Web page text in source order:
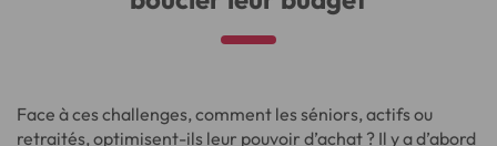
Face à ces challenges, comment les séniors, actifs ou
retraités, optimisent-ils leur pouvoir d’achat ? Il y a d’abord